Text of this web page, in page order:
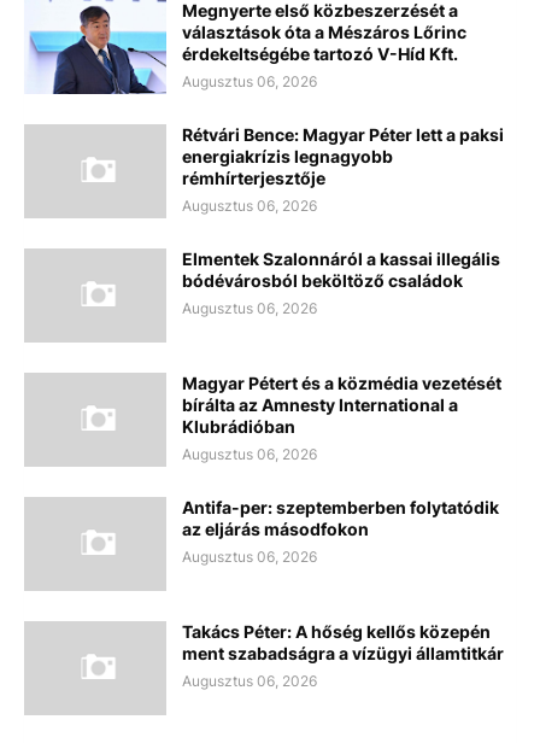
Megnyerte első közbeszerzését a
választások óta a Mészáros Lőrinc
érdekeltségébe tartozó V-Híd Kft.
Augusztus 06, 2026
Rétvári Bence: Magyar Péter lett a paksi
energiakrízis legnagyobb
rémhírterjesztője
Augusztus 06, 2026
Elmentek Szalonnáról a kassai illegális
bódévárosból beköltöző családok
Augusztus 06, 2026
Magyar Pétert és a közmédia vezetését
bírálta az Amnesty International a
Klubrádióban
Augusztus 06, 2026
Antifa-per: szeptemberben folytatódik
az eljárás másodfokon
Augusztus 06, 2026
Takács Péter: A hőség kellős közepén
ment szabadságra a vízügyi államtitkár
Augusztus 06, 2026